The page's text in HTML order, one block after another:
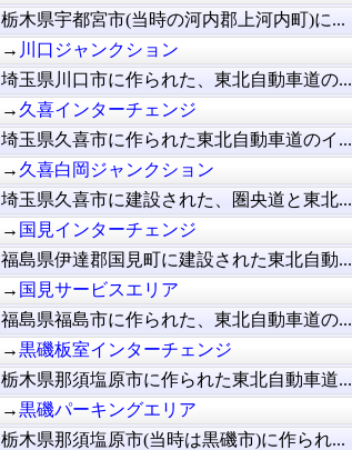
栃木県宇都宮市(当時の河内郡上河内町)に...
→ 川口ジャンクション
埼玉県川口市に作られた、東北自動車道の...
→ 久喜インターチェンジ
埼玉県久喜市に作られた東北自動車道のイ...
→ 久喜白岡ジャンクション
埼玉県久喜市に建設された、圏央道と東北...
→ 国見インターチェンジ
福島県伊達郡国見町に建設された東北自動...
→ 国見サービスエリア
福島県福島市に作られた、東北自動車道の...
→黒磯板室インターチェンジ
栃木県那須塩原市に作られた東北自動車道...
→黒磯パーキングエリア
栃木県那須塩原市(当時は黒磯市)に作られ...